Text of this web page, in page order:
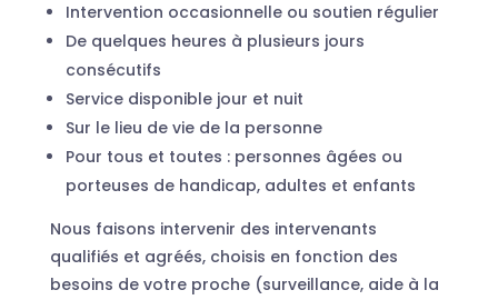
Intervention occasionnelle ou soutien régulier
De quelques heures à plusieurs jours
consécutifs
Service disponible jour et nuit
Sur le lieu de vie de la personne
Pour tous et toutes : personnes âgées ou
porteuses de handicap, adultes et enfants
Nous faisons intervenir des intervenants
qualifiés et agréés, choisis en fonction des
besoins de votre proche (surveillance, aide à la